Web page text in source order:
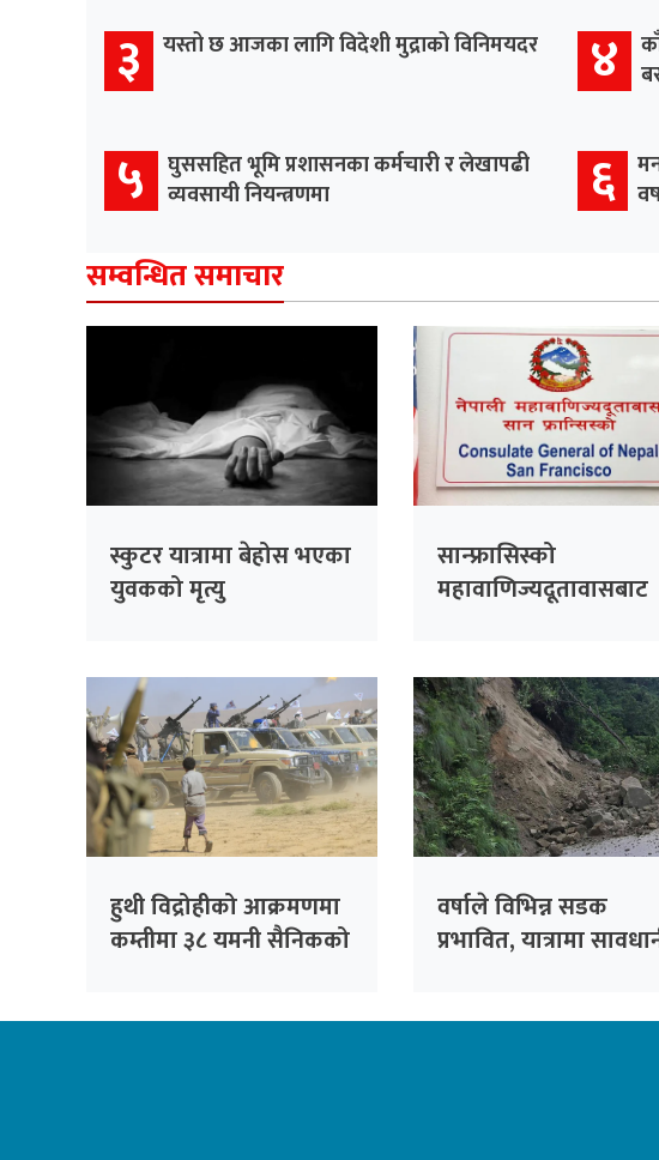
३ यस्तो छ आजका लागि विदेशी मुद्राको विनिमयदर ४
५
घुससहित भूमि प्रशासनका कर्मचारी र लेखापढी
व्यवसायी नियन्त्रणमा
६
सम्वन्धित समाचार
स्कुटर यात्रामा बेहोस भएका
युवकको मृत्यु
सान्फ्रासिस्को
महावाणिज्यदूतावासबाट
हुथी विद्रोहीको आक्रमणमा
कम्तीमा ३८ यमनी सैनिकको
वर्षाले विभिन्न सडक
प्रभावित, यात्रामा